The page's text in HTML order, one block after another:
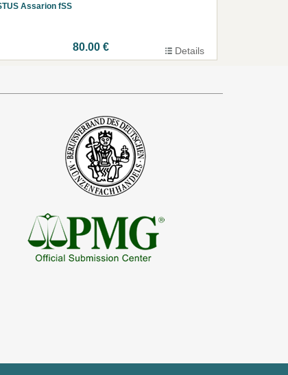
Assarion fSS
80.00 € Details